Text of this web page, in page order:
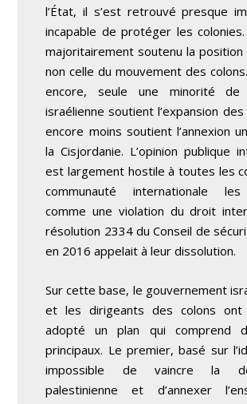
l’État, il s’est retrouvé presque
incapable de protéger les
majoritairement soutenu la position
non celle du mouvement des colons.
encore, seule une minorité
israélienne soutient l’expansion
encore moins soutient l’annexion
la Cisjordanie. L’opinion publique
est largement hostile à toutes les
communauté internationale
comme une violation du droit
résolution 2334 du Conseil de
en 2016 appelait à leur dissolution.
Sur cette base, le gouvernement
et les dirigeants des colons ont
adopté un plan qui comprend
principaux. Le premier, basé sur
impossible de vaincre la
palestinienne et d’annexer